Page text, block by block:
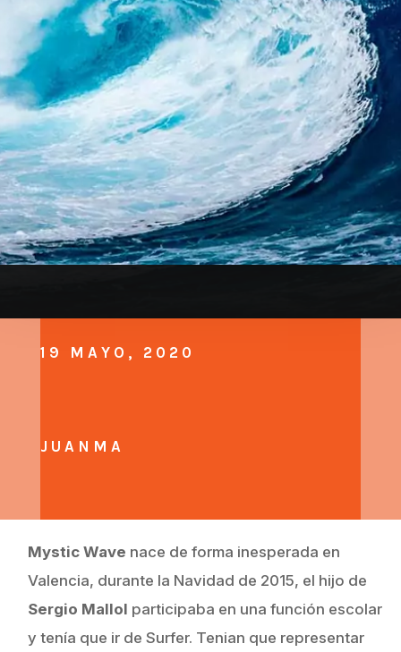
19 MAYO, 2020
JUANMA
Mystic Wave nace de forma inesperada en
Valencia, durante la Navidad de 2015, el hijo de
Sergio Mallol participaba en una función escolar
y tenía que ir de Surfer. Tenian que representar